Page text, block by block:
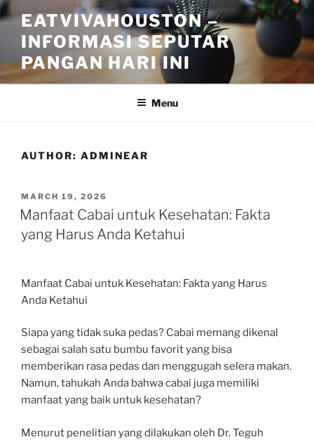
Skip
to
content
EATVIVAHOUSTON –
INFORMASI SEPUTAR
PANGAN HARI INI
Menu
AUTHOR: ADMINEAR
POSTED
ON
MARCH 19, 2026
Manfaat Cabai untuk Kesehatan: Fakta
yang Harus Anda Ketahui
Manfaat Cabai untuk Kesehatan: Fakta yang Harus
Anda Ketahui
Siapa yang tidak suka pedas? Cabai memang dikenal
sebagai salah satu bumbu favorit yang bisa
memberikan rasa pedas dan menggugah selera makan.
Namun, tahukah Anda bahwa cabai juga memiliki
manfaat yang baik untuk kesehatan?
Menurut penelitian yang dilakukan oleh Dr. Teguh